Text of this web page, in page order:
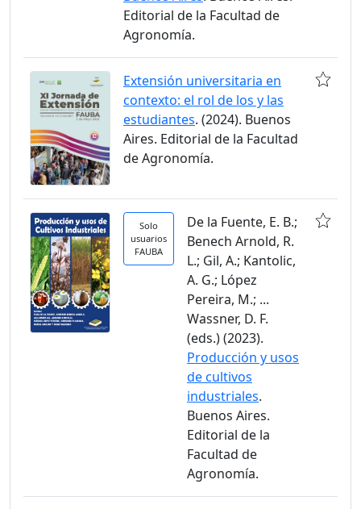
Editorial de la Facultad de
Agronomía.
Extensión universitaria en
contexto: el rol de los y las
estudiantes. (2024). Buenos
Aires. Editorial de la Facultad
de Agronomía.
Solo
usuarios
FAUBA
De la Fuente, E. B.;
Benech Arnold, R.
L.; Gil, A.; Kantolic,
A. G.; López
Pereira, M.; ...
Wassner, D. F.
(eds.) (2023).
Producción y usos
de cultivos
industriales.
Buenos Aires.
Editorial de la
Facultad de
Agronomía.